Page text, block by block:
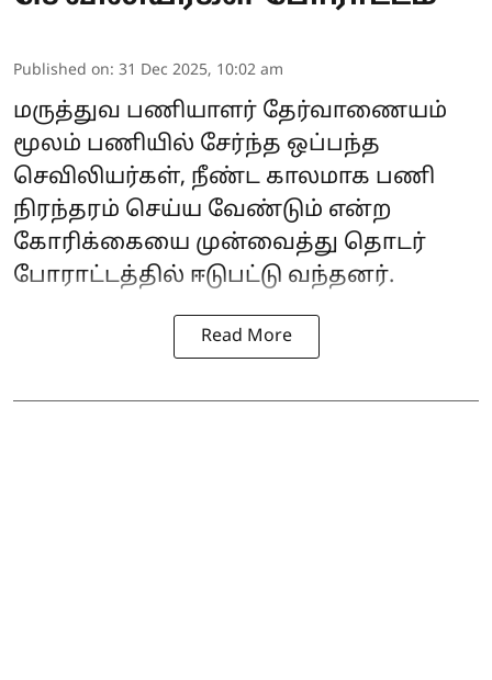
Published on: 31 Dec 2025, 10:02 am
மருத்துவ பணியாளர் தேர்வாணையம்
மூலம் பணியில் சேர்ந்த ஒப்பந்த
செவிலியர்கள், நீண்ட காலமாக பணி
நிரந்தரம் செய்ய வேண்டும் என்ற
கோரிக்கையை முன்வைத்து தொடர்
போராட்டத்தில் ஈடுபட்டு வந்தனர்.
Read More